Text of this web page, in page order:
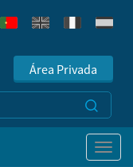
Área Privada